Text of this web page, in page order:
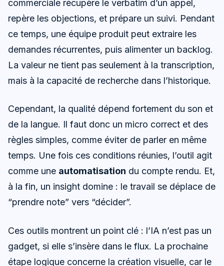
commerciale récupère le verbatim d’un appel,
repère les objections, et prépare un suivi. Pendant
ce temps, une équipe produit peut extraire les
demandes récurrentes, puis alimenter un backlog.
La valeur ne tient pas seulement à la transcription,
mais à la capacité de recherche dans l’historique.
Cependant, la qualité dépend fortement du son et
de la langue. Il faut donc un micro correct et des
règles simples, comme éviter de parler en même
temps. Une fois ces conditions réunies, l’outil agit
comme une automatisation du compte rendu. Et,
à la fin, un insight domine : le travail se déplace de
“prendre note” vers “décider”.
Ces outils montrent un point clé : l’IA n’est pas un
gadget, si elle s’insère dans le flux. La prochaine
étape logique concerne la création visuelle, car le